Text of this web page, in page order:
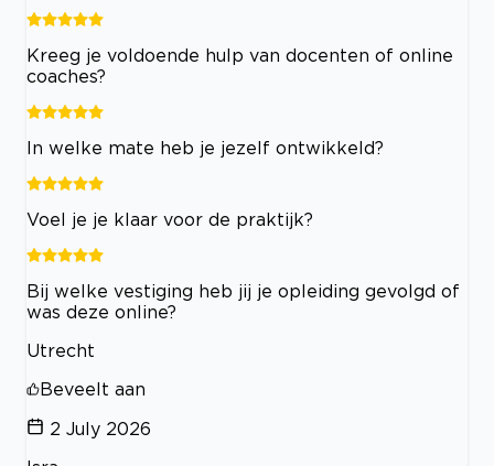
Kreeg je voldoende hulp van docenten of online
coaches?
In welke mate heb je jezelf ontwikkeld?
Voel je je klaar voor de praktijk?
Bij welke vestiging heb jij je opleiding gevolgd of
was deze online?
Utrecht
Beveelt aan
2 July 2026